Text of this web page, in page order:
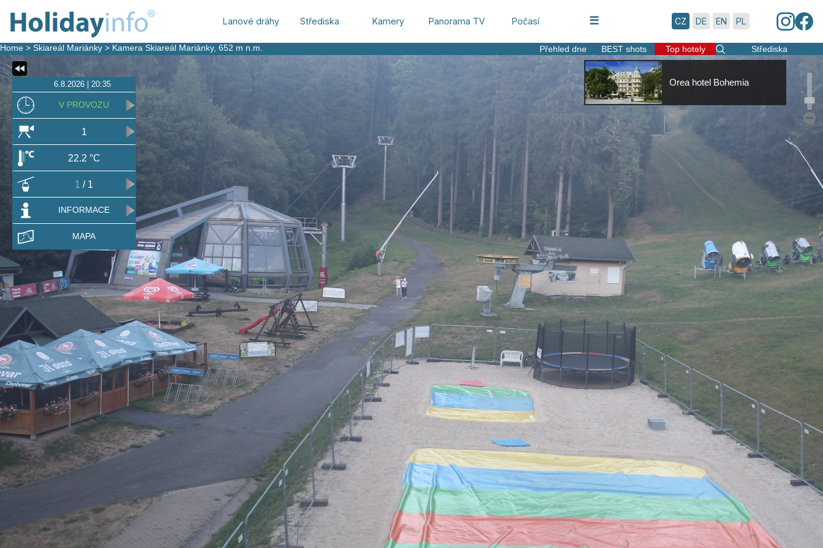
6.8.2026 | 20:35
V PROVOZU
1
22.2 °C
1 / 1
INFORMACE
MAPA
Lanové dráhy Střediska Kamery Panorama TV Počasí ☰ CZ DE EN PL
Home > Skiareál Mariánky > Kamera Skiareál Mariánky, 652 m n.m.
Orea hotel Bohemia
Přehled dne BEST shots Top hotely Střediska